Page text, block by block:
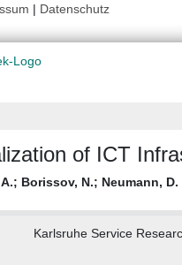
| Datenschutz
of ICT
; Borissov, N.; Neumann, D.
Karlsruhe Service